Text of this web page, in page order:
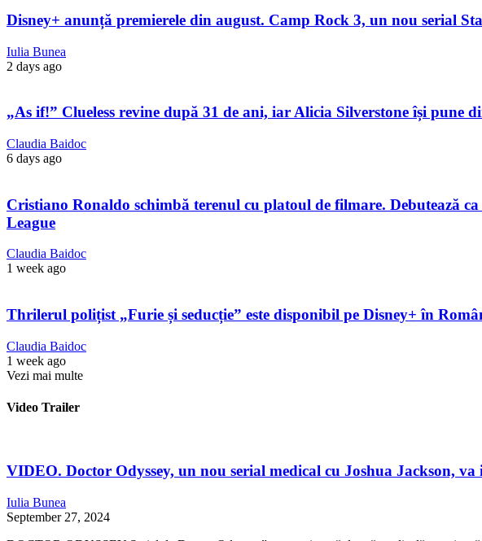
Disney+ anunță premierele din august. Camp Rock 3, un nou serial
Iulia Bunea
2 days ago
„As if!” Clueless revine după 31 de ani, iar Alicia Silverstone își pune
Claudia Baidoc
6 days ago
Cristiano Ronaldo schimbă terenul cu platoul de filmare. Debutează
League
Claudia Baidoc
1 week ago
Thrilerul polițist „Furie și seducție” este disponibil pe Disney+ în
Claudia Baidoc
1 week ago
Vezi mai multe
Video Trailer
VIDEO. Doctor Odyssey, un nou serial medical cu Joshua Jackson, va
Iulia Bunea
September 27, 2024